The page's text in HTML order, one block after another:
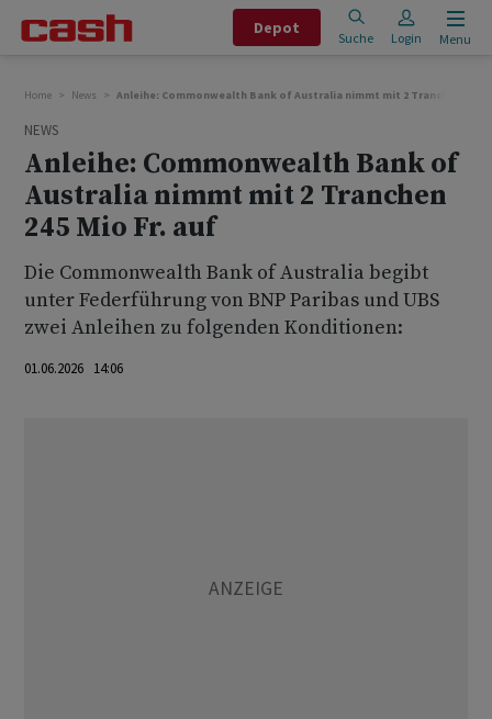
Depot
Suche Login Menu
Home News Anleihe: Commonwealth Bank of Australia nimmt mit 2 Tranchen 245
NEWS
Anleihe: Commonwealth Bank of
Australia nimmt mit 2 Tranchen
245 Mio Fr. auf
Die Commonwealth Bank of Australia begibt
unter Federführung von BNP Paribas und UBS
zwei Anleihen zu folgenden Konditionen:
01.06.2026 14:06